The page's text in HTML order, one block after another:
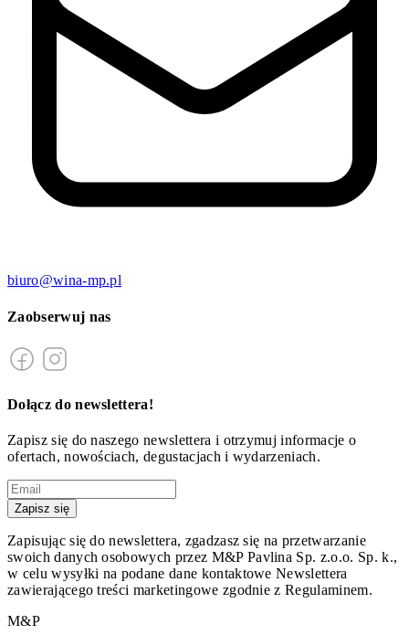
biuro@wina-mp.pl
Zaobserwuj nas
Dołącz do newslettera!
Zapisz się do naszego newslettera i otrzymuj informacje o
ofertach, nowościach, degustacjach i wydarzeniach.
Zapisz się
Zapisując się do newslettera, zgadzasz się na przetwarzanie
swoich danych osobowych przez M&P Pavlina Sp. z.o.o. Sp. k.,
w celu wysyłki na podane dane kontaktowe Newslettera
zawierającego treści marketingowe zgodnie z Regulaminem.
M&P